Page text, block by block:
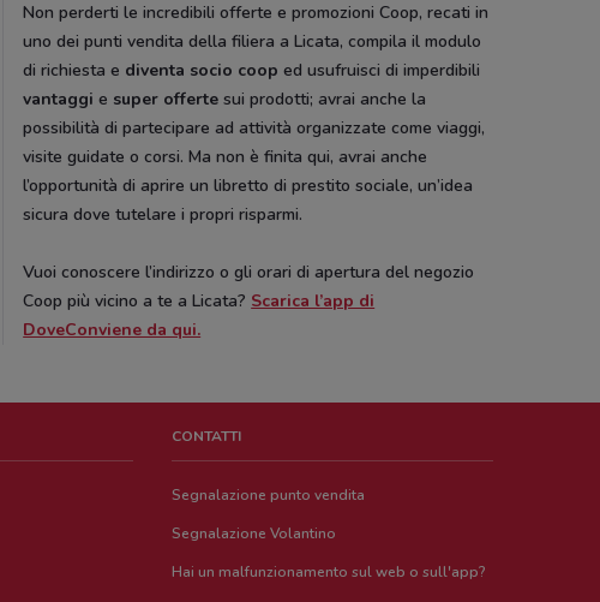
Non perderti le incredibili offerte e promozioni Coop, recati in
uno dei punti vendita della filiera a Licata, compila il modulo
di richiesta e diventa socio coop ed usufruisci di imperdibili
vantaggi e super offerte sui prodotti; avrai anche la
possibilità di partecipare ad attività organizzate come viaggi,
visite guidate o corsi. Ma non è finita qui, avrai anche
l’opportunità di aprire un libretto di prestito sociale, un’idea
sicura dove tutelare i propri risparmi.
Vuoi conoscere l’indirizzo o gli orari di apertura del negozio
Coop più vicino a te a Licata? Scarica l’app di
DoveConviene da qui.
CONTATTI
Segnalazione punto vendita
Segnalazione Volantino
Hai un malfunzionamento sul web o sull'app?